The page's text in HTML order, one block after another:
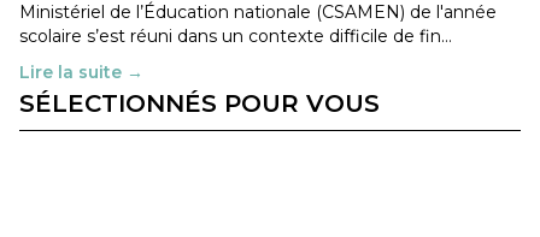
Ministériel de l’Éducation nationale (CSAMEN) de l'année
scolaire s’est réuni dans un contexte difficile de fin…
Lire la suite →
SÉLECTIONNÉS POUR VOUS